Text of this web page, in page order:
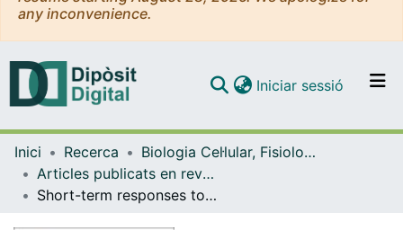
any inconvenience.
Navega per tot el DD
Com publicar
Iniciar sessió (current)
Inici Recerca
Biologia Cel·lular, Fisiologia i Immunologia
Articles publicats en revistes (Biologia Cel·lular, Fisiologia i Immunologia)
Short-term responses to fatty acids on lipid metabolism and adipogenesis in rainbow trout (Oncorhynchus mykiss)